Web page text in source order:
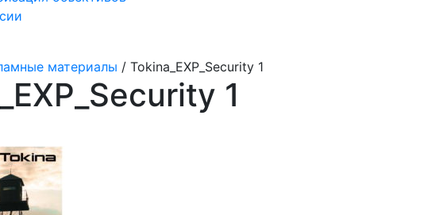
материалы / Tokina_EXP_Security 1
1